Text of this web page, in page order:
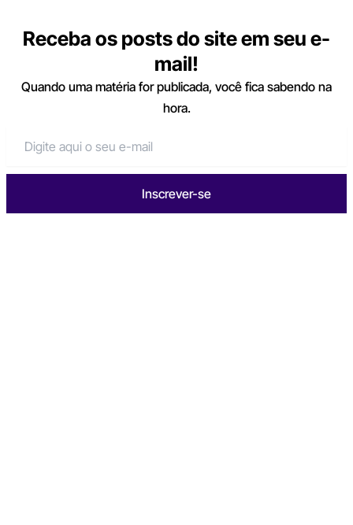
Receba os posts do site em seu e-
mail!
Quando uma matéria for publicada, você fica sabendo na
hora.
Inscrever-se